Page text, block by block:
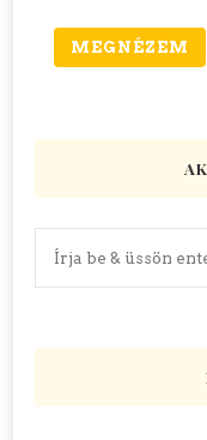
MEGNÉZEM
Keres